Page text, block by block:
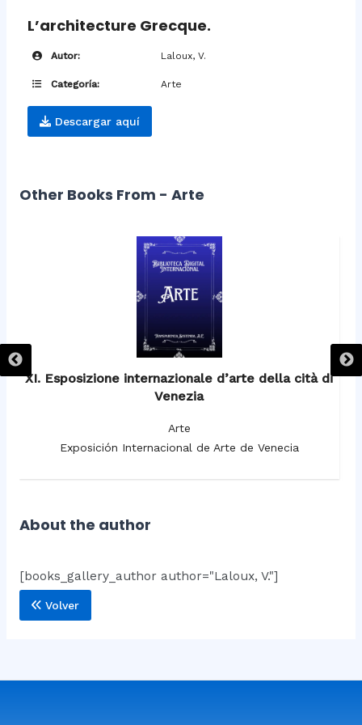
L’architecture Grecque.
Autor: Laloux, V.
Categoría: Arte
Descargar aquí
Other Books From - Arte
XI. Esposizione internazionale d’arte della cità di
Venezia
Arte
Exposición Internacional de Arte de Venecia
About the author
[books_gallery_author author="Laloux, V."]
Volver